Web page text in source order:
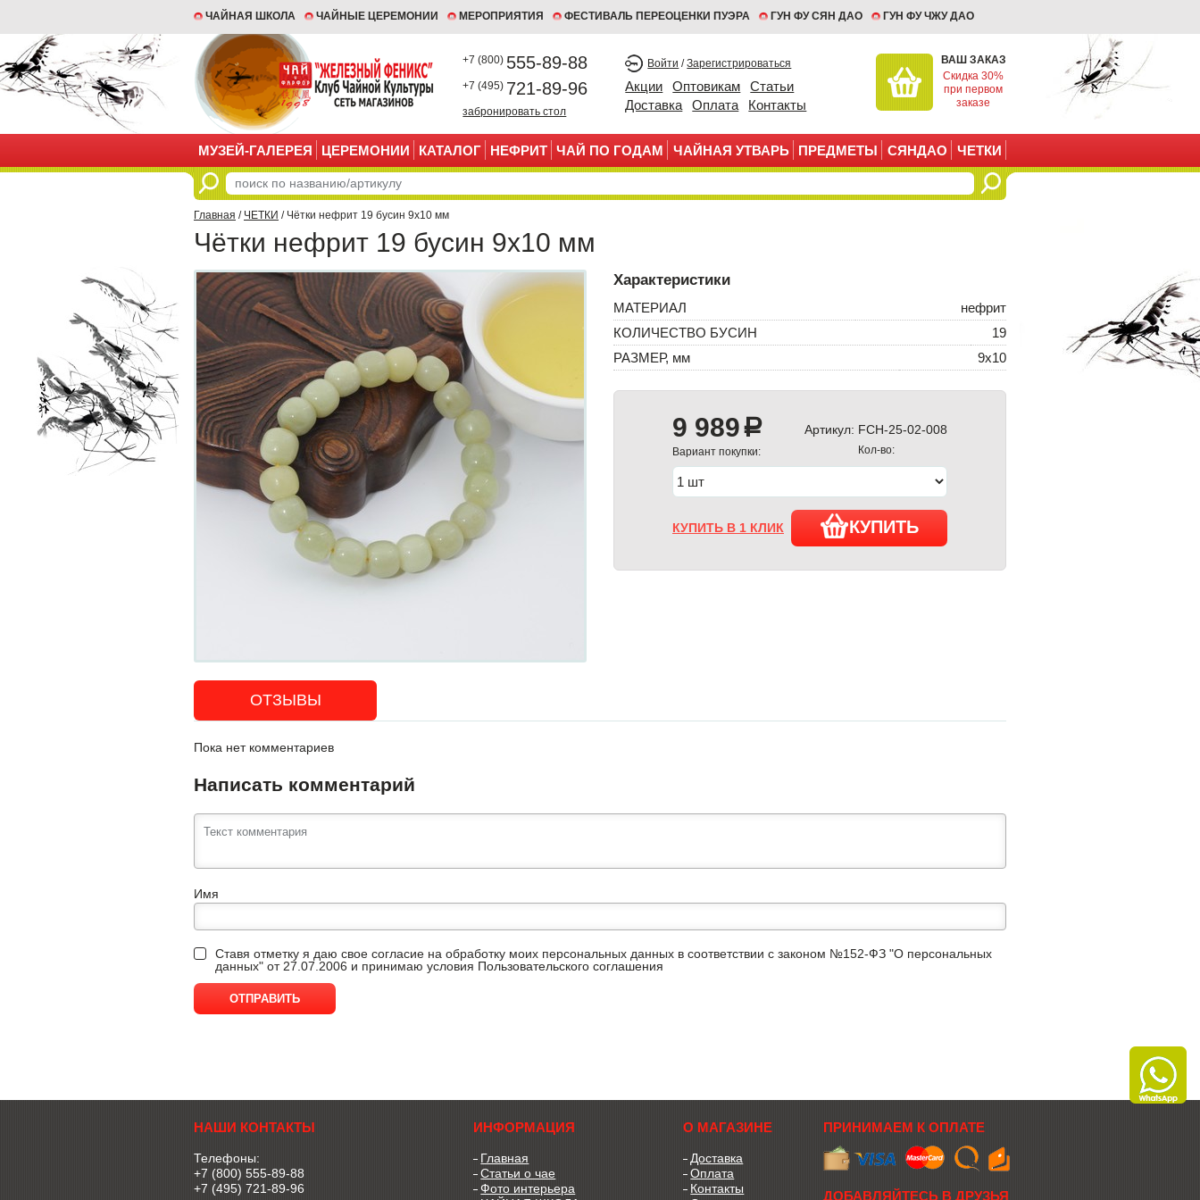
ЧАЙНАЯ ШКОЛА ЧАЙНЫЕ ЦЕРЕМОНИИ МЕРОПРИЯТИЯ ФЕСТИВАЛЬ ПЕРЕОЦЕНКИ ПУЭРА ГУН ФУ СЯН ДАО ГУН ФУ ЧЖУ ДАО
+7 (800) 555-89-88
+7 (495) 721-89-96
забронировать стол
Войти /Зарегистрироваться
Акции Оптовикам
Статьи
Доставка
Оплата Контакты
ВАШ ЗАКАЗ
Скидка 30%
при первом
заказе
МУЗЕЙ-ГАЛЕРЕЯ ЦЕРЕМОНИИ КАТАЛОГ НЕФРИТ ЧАЙ ПО ГОДАМ ЧАЙНАЯ УТВАРЬ ПРЕДМЕТЫ СЯНДАО ЧЕТКИ
Главная / ЧЕТКИ / Чётки нефрит 19 бусин 9х10 мм
Чётки нефрит 19 бусин 9х10 мм
Характеристики
МАТЕРИАЛ
нефрит
КОЛИЧЕСТВО БУСИН
19
РАЗМЕР, мм
9х10
9 989 a
Вариант покупки:
Артикул: FCH-25-02-008
Кол-во:
КУПИТЬ В 1 КЛИК КУПИТЬ
ОТЗЫВЫ
Пока нет комментариев
Написать комментарий
Имя
Ставя отметку я даю свое согласие на обработку моих персональных данных в соответствии с законом №152-ФЗ "О персональных
данных" от 27.07.2006 и принимаю условия Пользовательского соглашения
НАШИ КОНТАКТЫ
Телефоны:
+7 (800) 555-89-88
+7 (495) 721-89-96
ИНФОРМАЦИЯ
Главная
Статьи о чае
Фото интерьера
О МАГАЗИНЕ
Доставка
Оплата
Контакты
ПРИНИМАЕМ К ОПЛАТЕ
ДОБАВЛЯЙТЕСЬ В ДРУЗЬЯ